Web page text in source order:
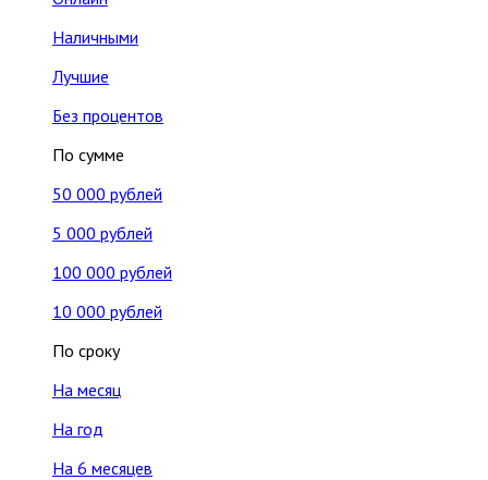
Наличными
Лучшие
Без процентов
По сумме
50 000 рублей
5 000 рублей
100 000 рублей
10 000 рублей
По сроку
На месяц
На год
На 6 месяцев